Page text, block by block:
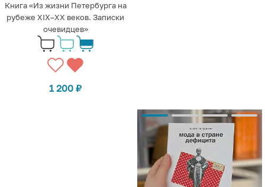
Книга «Из жизни Петербурга на
рубеже XIX–XX веков. Записки
очевидцев»
1 200 ₽